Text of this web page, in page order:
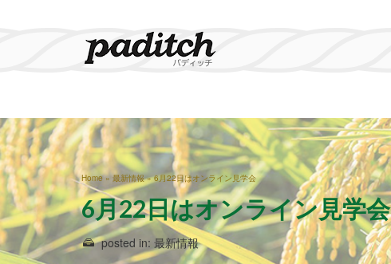
Home » 最新情報 » 6月22日はオンライン見学会
6月22日はオンライン見学会
posted in: 最新情報